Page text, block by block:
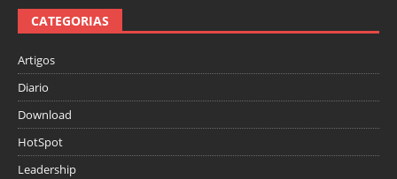
CATEGORIAS
Artigos
Diario
Download
HotSpot
Leadership